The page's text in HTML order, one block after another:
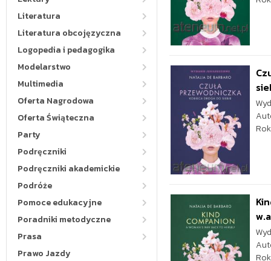
Literatura
Literatura obcojęzyczna
Logopedia i pedagogika
Modelarstwo
Multimedia
Oferta Nagrodowa
Oferta Świąteczna
Party
Podręczniki
Podręczniki akademickie
Podróże
Pomoce edukacyjne
Poradniki metodyczne
Prasa
Prawo Jazdy